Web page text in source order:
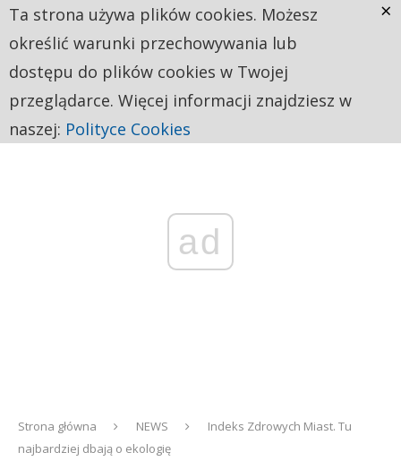
ad
Strona główna NEWS
Indeks Zdrowych Miast. Tu
najbardziej dbają o ekologię
Ta strona używa plików cookies. Możesz
określić warunki przechowywania lub
dostępu do plików cookies w Twojej
przeglądarce. Więcej informacji znajdziesz w
naszej: Polityce Cookies
×